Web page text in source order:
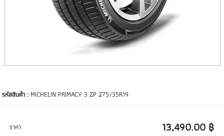
รหัสสินค้า : MICHELIN PRIMACY 3 ZP 275/35R19
ราคา 13,490.00 ฿